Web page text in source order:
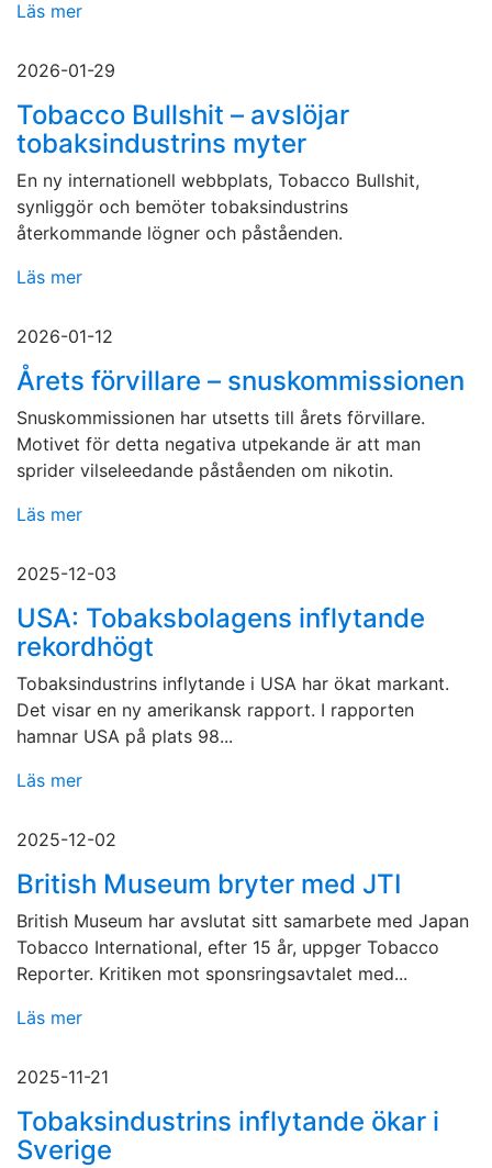
Läs mer
2026-01-29
Tobacco Bullshit – avslöjar
tobaksindustrins myter
En ny internationell webbplats, Tobacco Bullshit,
synliggör och bemöter tobaksindustrins
återkommande lögner och påståenden.
Läs mer
2026-01-12
Årets förvillare – snuskommissionen
Snuskommissionen har utsetts till årets förvillare.
Motivet för detta negativa utpekande är att man
sprider vilseleedande påståenden om nikotin.
Läs mer
2025-12-03
USA: Tobaksbolagens inflytande
rekordhögt
Tobaksindustrins inflytande i USA har ökat markant.
Det visar en ny amerikansk rapport. I rapporten
hamnar USA på plats 98...
Läs mer
2025-12-02
British Museum bryter med JTI
British Museum har avslutat sitt samarbete med Japan
Tobacco International, efter 15 år, uppger Tobacco
Reporter. Kritiken mot sponsringsavtalet med...
Läs mer
2025-11-21
Tobaksindustrins inflytande ökar i
Sverige